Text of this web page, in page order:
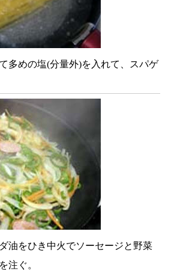
多めの塩(分量外)を入れて、スパゲ
油をひき中火でソーセージと野菜
注ぐ。